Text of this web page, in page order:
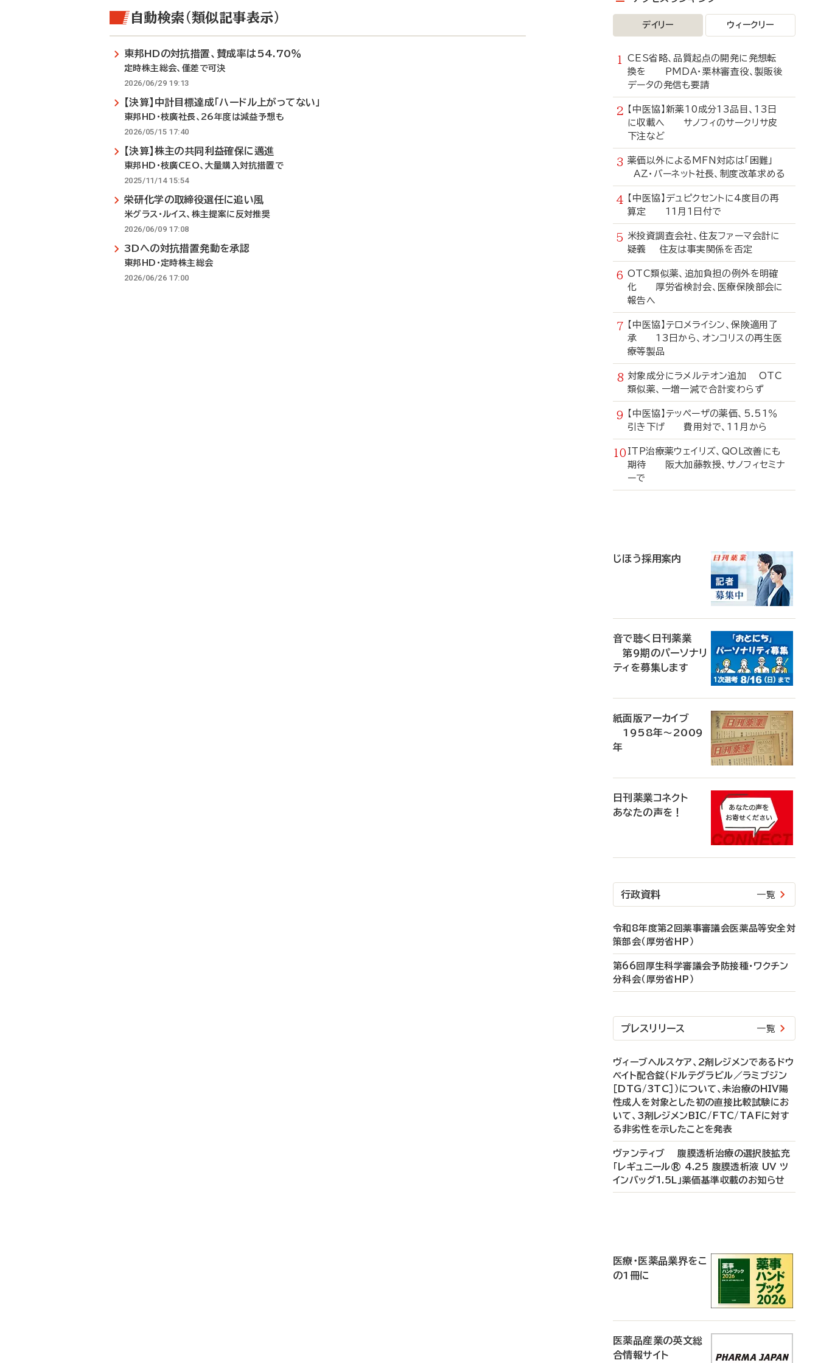
自動検索（類似記事表示）
東邦HDの対抗措置、賛成率は54.70％
定時株主総会、僅差で可決
2026/06/29 19:13
【決算】中計目標達成「ハードル上がってない」
東邦HD・枝廣社長、26年度は減益予想も
2026/05/15 17:40
【決算】株主の共同利益確保に邁進
東邦HD・枝廣CEO、大量購入対抗措置で
2025/11/14 15:54
栄研化学の取締役選任に追い風
米グラス・ルイス、株主提案に反対推奨
2026/06/09 17:08
3Dへの対抗措置発動を承認
東邦HD・定時株主総会
2026/06/26 17:00
デイリー ウィークリー
CES省略、品質起点の開発に発想転
換を PMDA・栗林審査役、製販後
データの発信も要請
【中医協】新薬10成分13品目、13日
に収載へ サノフィのサークリサ皮
下注など
薬価以外によるMFN対応は「困難」
AZ・バーネット社長、制度改革求める
【中医協】デュピクセントに4度目の再
算定 11月1日付で
米投資調査会社、住友ファーマ会計に
疑義 住友は事実関係を否定
OTC類似薬、追加負担の例外を明確
化 厚労省検討会、医療保険部会に
報告へ
【中医協】テロメライシン、保険適用了
承 13日から、オンコリスの再生医
療等製品
対象成分にラメルテオン追加 OTC
類似薬、一増一減で合計変わらず
【中医協】テッペーザの薬価、5.51％
引き下げ 費用対で、11月から
ITP治療薬ウェイリズ、QOL改善にも
期待 阪大加藤教授、サノフィセミナ
ーで
じほう採用案内
音で聴く日刊薬業
第9期のパーソナリ
ティを募集します
紙面版アーカイブ
1958年～2009
年
日刊薬業コネクト
あなたの声を！
行政資料 一覧
令和8年度第2回薬事審議会医薬品等安全対
策部会（厚労省HP）
第66回厚生科学審議会予防接種・ワクチン
分科会（厚労省HP）
プレスリリース 一覧
ヴィーブヘルスケア、2剤レジメンであるドウ
ベイト配合錠（ドルテグラビル／ラミブジン
［DTG/3TC］）について、未治療のHIV陽
性成人を対象とした初の直接比較試験にお
いて、3剤レジメンBIC/FTC/TAFに対す
る非劣性を示したことを発表
ヴァンティブ 腹膜透析治療の選択肢拡充
「レギュニール® 4.25 腹膜透析液 UV ツ
インバッグ1.5L」薬価基準収載のお知らせ
医療・医薬品業界をこ
の1冊に
医薬品産業の英文総
合情報サイト